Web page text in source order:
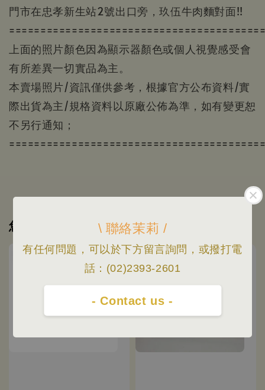
\ 聯絡茉莉 /
有任何問題，可以於下方留言詢問，或撥打電
話：(02)2393-2601
- Contact us -
門市在忠孝新生站2號出口旁，玖伍牛肉麵對面!!
上面的照片顏色因為顯示器顏色或個人視覺感受會
有所差異一切實品為主。
本賣場照片/資訊僅供參考，根據官方公布資料/實
際出貨為主/規格資料以原廠公佈為準，如有變更恕
不另行通知；
您可能也喜歡